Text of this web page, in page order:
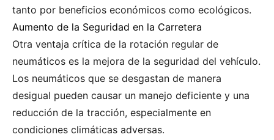
tanto por beneficios económicos como ecológicos.
Aumento de la Seguridad en la Carretera
Otra ventaja crítica de la rotación regular de
neumáticos es la mejora de la seguridad del vehículo.
Los neumáticos que se desgastan de manera
desigual pueden causar un manejo deficiente y una
reducción de la tracción, especialmente en
condiciones climáticas adversas.